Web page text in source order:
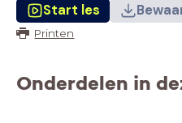
Start les
Printen
Onderdelen in